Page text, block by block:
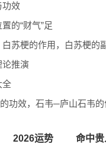
功效
的“财气”足
苏梗的作用，白苏梗的
论推演
全
2026运势 命中贵